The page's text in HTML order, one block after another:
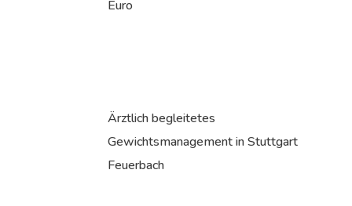
Euro
Ärztlich begleitetes
Gewichtsmanagement in Stuttgart
Feuerbach